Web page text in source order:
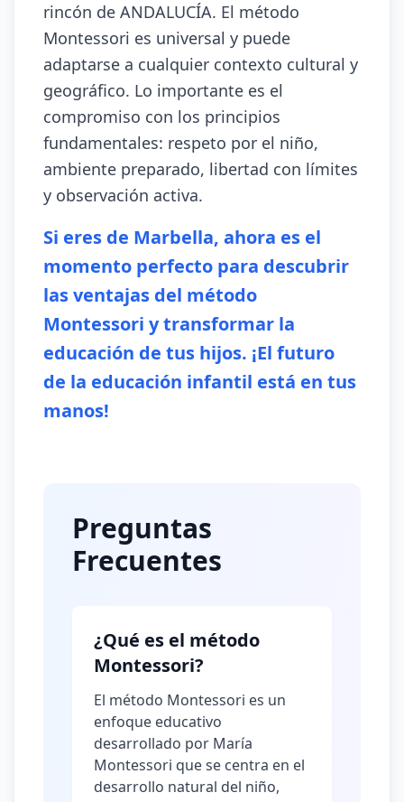
rincón de ANDALUCÍA. El método
Montessori es universal y puede
adaptarse a cualquier contexto cultural y
geográfico. Lo importante es el
compromiso con los principios
fundamentales: respeto por el niño,
ambiente preparado, libertad con límites
y observación activa.
Si eres de Marbella, ahora es el
momento perfecto para descubrir
las ventajas del método
Montessori y transformar la
educación de tus hijos. ¡El futuro
de la educación infantil está en tus
manos!
Preguntas
Frecuentes
¿Qué es el método
Montessori?
El método Montessori es un
enfoque educativo
desarrollado por María
Montessori que se centra en el
desarrollo natural del niño,